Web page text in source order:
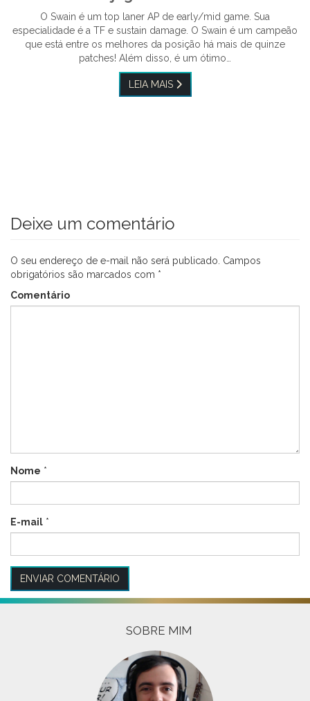
O Swain é um top laner AP de early/mid game. Sua
especialidade é a TF e sustain damage. O Swain é um campeão
que está entre os melhores da posição há mais de quinze
patches! Além disso, é um ótimo…
LEIA MAIS
Deixe um comentário
O seu endereço de e-mail não será publicado. Campos
obrigatórios são marcados com *
Comentário
Nome *
E-mail *
SOBRE MIM